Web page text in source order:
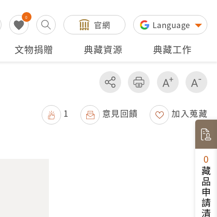
0
官網 Language
文物捐贈 典藏資源 典藏工作
分享 友善列印 增加字級
1 意見回饋 加入蒐藏
0
藏品申請清單